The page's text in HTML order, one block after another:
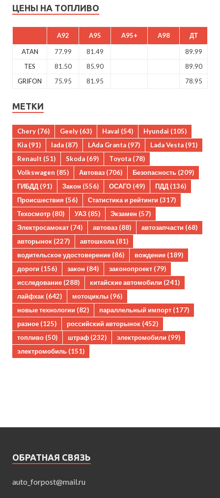
ЦЕНЫ НА ТОПЛИВО
A92 A95 A95+ A98 ДТ
ATAN 77.99 81.49
89.99
TES
81.50 85.90
89.90
GRIFON
75.95 81.95 78.95
МЕТКИ
Chery (76) Geely (63) Haval (54) Hyundai (105)
Kia (91) lada (87) LAda Granta (97) Lada Vesta (91)
Renault (51) Skoda (69) Toyota (78)
Volkswagen (85) Автоваз (706) Безопасность (209)
ГИБДД (91) Закон (556) ОСАГО (49) ПДД (136)
Происшествия (56) Статистика и рейтинги (317)
Техосмотр (80) УАЗ (85) Экзамен (57)
Электросамокат (74) автоваз (88) автозапчасти (68)
авторынок (227) автошкола(81)
водительское удостоверение (86) вождение (189)
дороги (156) закон (84) законопроект (79)
исследование (288) китайские автомобили (241)
лайфхак (642) мотоциклы (96)
новые технологии (82) параллельный импорт (177)
разное (125) российский авторынок (452)
топливо (50) штраф (232) электромобили (99)
электромобиль (151)
ОБРАТНАЯ СВЯЗЬ
auto_forpost@mail.ru